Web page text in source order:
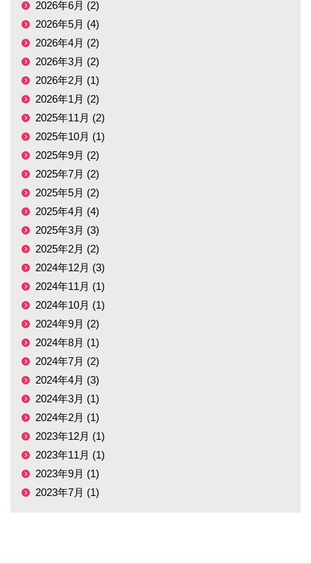
2026年6月 (2)
2026年5月 (4)
2026年4月 (2)
2026年3月 (2)
2026年2月 (1)
2026年1月 (2)
2025年11月 (2)
2025年10月 (1)
2025年9月 (2)
2025年7月 (2)
2025年5月 (2)
2025年4月 (4)
2025年3月 (3)
2025年2月 (2)
2024年12月 (3)
2024年11月 (1)
2024年10月 (1)
2024年9月 (2)
2024年8月 (1)
2024年7月 (2)
2024年4月 (3)
2024年3月 (1)
2024年2月 (1)
2023年12月 (1)
2023年11月 (1)
2023年9月 (1)
2023年7月 (1)